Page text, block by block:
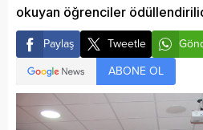
okuyan öğrenciler
Paylaş Tweetle
ABONE OL